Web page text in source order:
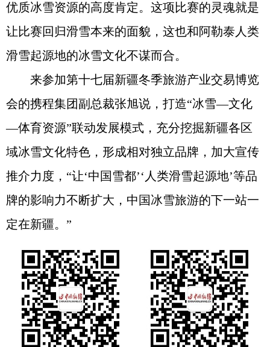
优质冰雪资源的高度肯定。这项比赛的灵魂就是
让比赛回归滑雪本来的面貌，这也和阿勒泰人类
滑雪起源地的冰雪文化不谋而合。
来参加第十七届新疆冬季旅游产业交易博览
会的携程集团副总裁张旭说，打造“冰雪—文化
—体育资源”联动发展模式，充分挖掘新疆各区
域冰雪文化特色，形成相对独立品牌，加大宣传
推介力度，“让‘中国雪都’‘人类滑雪起源地’等品
牌的影响力不断扩大，中国冰雪旅游的下一站一
定在新疆。”